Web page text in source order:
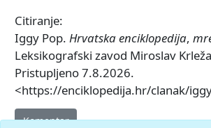
Citiranje:
Iggy Pop. Hrvatska enciklopedija,
Leksikografski zavod Miroslav
Pristupljeno 7.8.2026.
<https://enciklopedija.hr/clanak/
Komentar